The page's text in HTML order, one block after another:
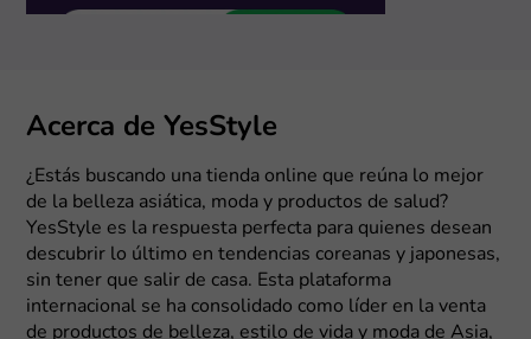
Acerca de YesStyle
¿Estás buscando una tienda online que reúna lo mejor
de la belleza asiática, moda y productos de salud?
YesStyle es la respuesta perfecta para quienes desean
descubrir lo último en tendencias coreanas y japonesas,
sin tener que salir de casa. Esta plataforma
internacional se ha consolidado como líder en la venta
de productos de belleza, estilo de vida y moda de Asia,